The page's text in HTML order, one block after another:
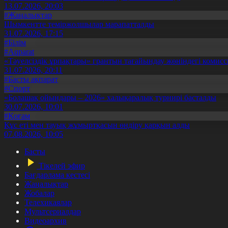
13.07.2026, 20:03
#Жаңалықтар
Шымкентте теміржолшылар марапатталды
31.07.2026, 17:15
#Білім
#Aqparat
«Тәуелсіздік ұрпақтары» грантын тағайындау жөніндегі
31.07.2026, 20:11
#Басты ақпарат
#Спорт
«Болашақ ойындары – 2026» халықаралық турнирі басталды
30.07.2026, 10:01
#Қоғам
Құс еті мен тауық жұмыртқасын өндіру қарқын алды
07.08.2026, 10:05
Басты
Тікелей эфир
Бағдарлама кестесі
Жаңалықтар
Жобалар
Телехикаялар
Мультсериалдар
Видеоархив